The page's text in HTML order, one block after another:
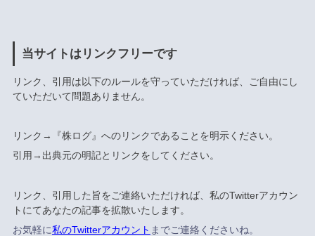
当サイトはリンクフリーです
リンク、引用は以下のルールを守っていただければ、ご自由にし
ていただいて問題ありません。
リンク→『株ログ』へのリンクであることを明示ください。
引用→出典元の明記とリンクをしてください。
リンク、引用した旨をご連絡いただければ、私のTwitterアカウン
トにてあなたの記事を拡散いたします。
お気軽に私のTwitterアカウント までご連絡くださいね。